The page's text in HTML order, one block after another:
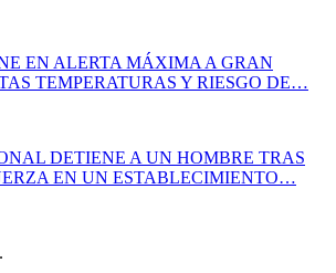
EN ALERTA MÁXIMA A GRAN
TEMPERATURAS Y RIESGO DE…
DETIENE A UN HOMBRE TRAS
EN UN ESTABLECIMIENTO…